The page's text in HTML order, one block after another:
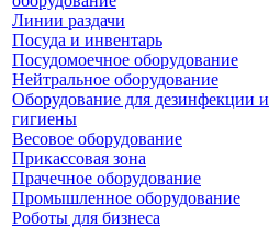
Линии раздачи
Посуда и инвентарь
Посудомоечное оборудование
Нейтральное оборудование
Оборудование для дезинфекции и
гигиены
Весовое оборудование
Прикассовая зона
Прачечное оборудование
Промышленное оборудование
Роботы для бизнеса